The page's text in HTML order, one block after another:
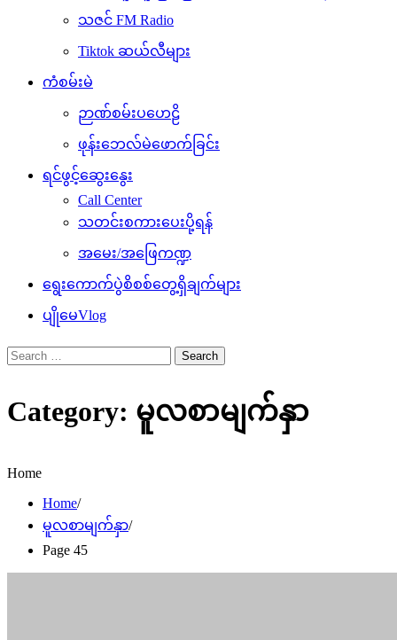
သဇင် FM Radio
Tiktok ဆယ်လီများ
ကံစမ်းမဲ
ဉာဏ်စမ်းပဟေဠိ
ဖုန်းဘေလ်မဲဖောက်ခြင်း
ရင်ဖွင့်ဆွေးနွေး
Call Center
သတင်းစကားပေးပို့ရန်
အမေး/အဖြေကဏ္ဍ
ရွေးကောက်ပွဲစိစစ်တွေ့ရှိချက်များ
ပျိုမေVlog
Search
for:
Category: မူလစာမျက်နှာ
Home
Home
မူလစာမျက်နှာ
Page 45